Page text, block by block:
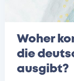
Woher
die
ausgibt?